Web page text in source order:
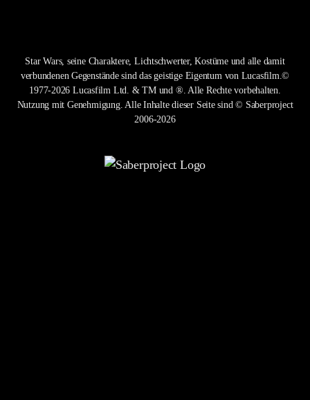
Star Wars, seine Charaktere, Lichtschwerter, Kostüme und alle damit
verbundenen Gegenstände sind das geistige Eigentum von Lucasfilm.©
1977-2026 Lucasfilm Ltd. & TM und ®. Alle Rechte vorbehalten.
Nutzung mit Genehmigung. Alle Inhalte dieser Seite sind © Saberproject
2006-2026